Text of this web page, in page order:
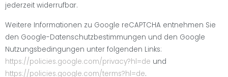
jederzeit widerrufbar.
Weitere Informationen zu Google reCAPTCHA entnehmen Sie
den Google-Datenschutzbestimmungen und den Google
Nutzungsbedingungen unter folgenden Links:
https://policies.google.com/privacy?hl=de und
https://policies.google.com/terms?hl=de.